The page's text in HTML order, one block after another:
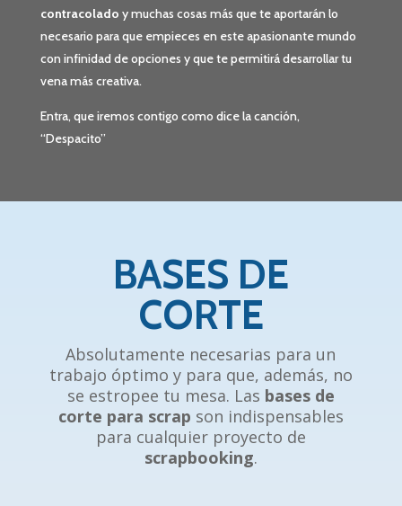
contracolado y muchas cosas más que te aportarán lo
necesario para que empieces en este apasionante mundo
con infinidad de opciones y que te permitirá desarrollar tu
vena más creativa.
Entra, que iremos contigo como dice la canción,
“Despacito”
BASES DE
CORTE
Absolutamente necesarias para un
trabajo óptimo y para que, además, no
se estropee tu mesa. Las bases de
corte para scrap son indispensables
para cualquier proyecto de
scrapbooking.